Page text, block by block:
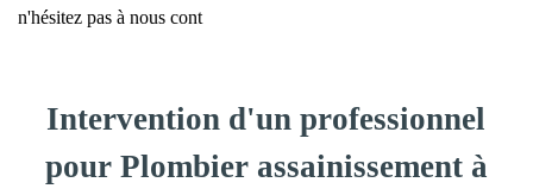
n'hésitez pas à nous cont
Intervention d'un professionnel
pour Plombier assainissement à